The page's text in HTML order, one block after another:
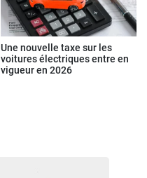
Une nouvelle taxe sur les
voitures électriques entre en
vigueur en 2026